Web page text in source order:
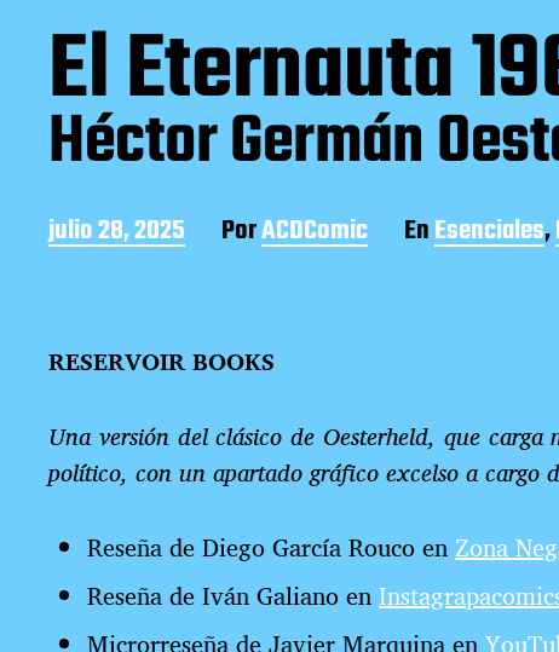
El Eternauta
Héctor Germán
F
e
d
a
e
n
julio 28, 2025 PorACDComic EnEsenciales,
RESERVOIR BOOKS
Una versión del clásico de Oesterheld, que carga
político, con un apartado gráfico excelso a cargo
Reseña de Diego García Rouco enZona
Reseña de Iván Galiano en